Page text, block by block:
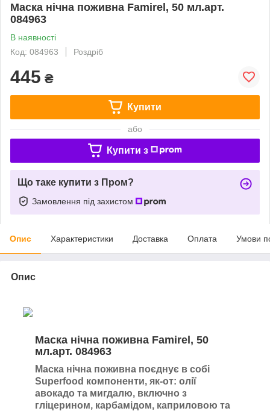
Маска нічна поживна Famirel, 50 мл.арт.
084963
В наявності
Код: 084963
Роздріб
445 ₴
Купити
або
Купити з
Що таке купити з Пром?
Замовлення під захистом
Опис Характеристики Доставка Оплата Умови
Опис
Маска нічна поживна Famirel, 50
мл.арт. 084963
Маска нічна поживна поєднує в собі
Superfood компоненти, як-от: олії
авокадо та мигдалю, включно з
гліцерином, карбамідом, каприловою та